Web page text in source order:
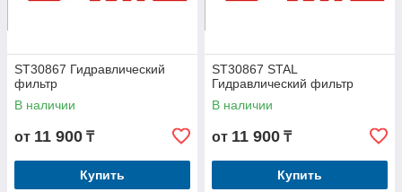
ST30867 Гидравлический
фильтр
В наличии
от 11 900 ₸
Купить
ST30867 STAL
Гидравлический фильтр
В наличии
от 11 900 ₸
Купить